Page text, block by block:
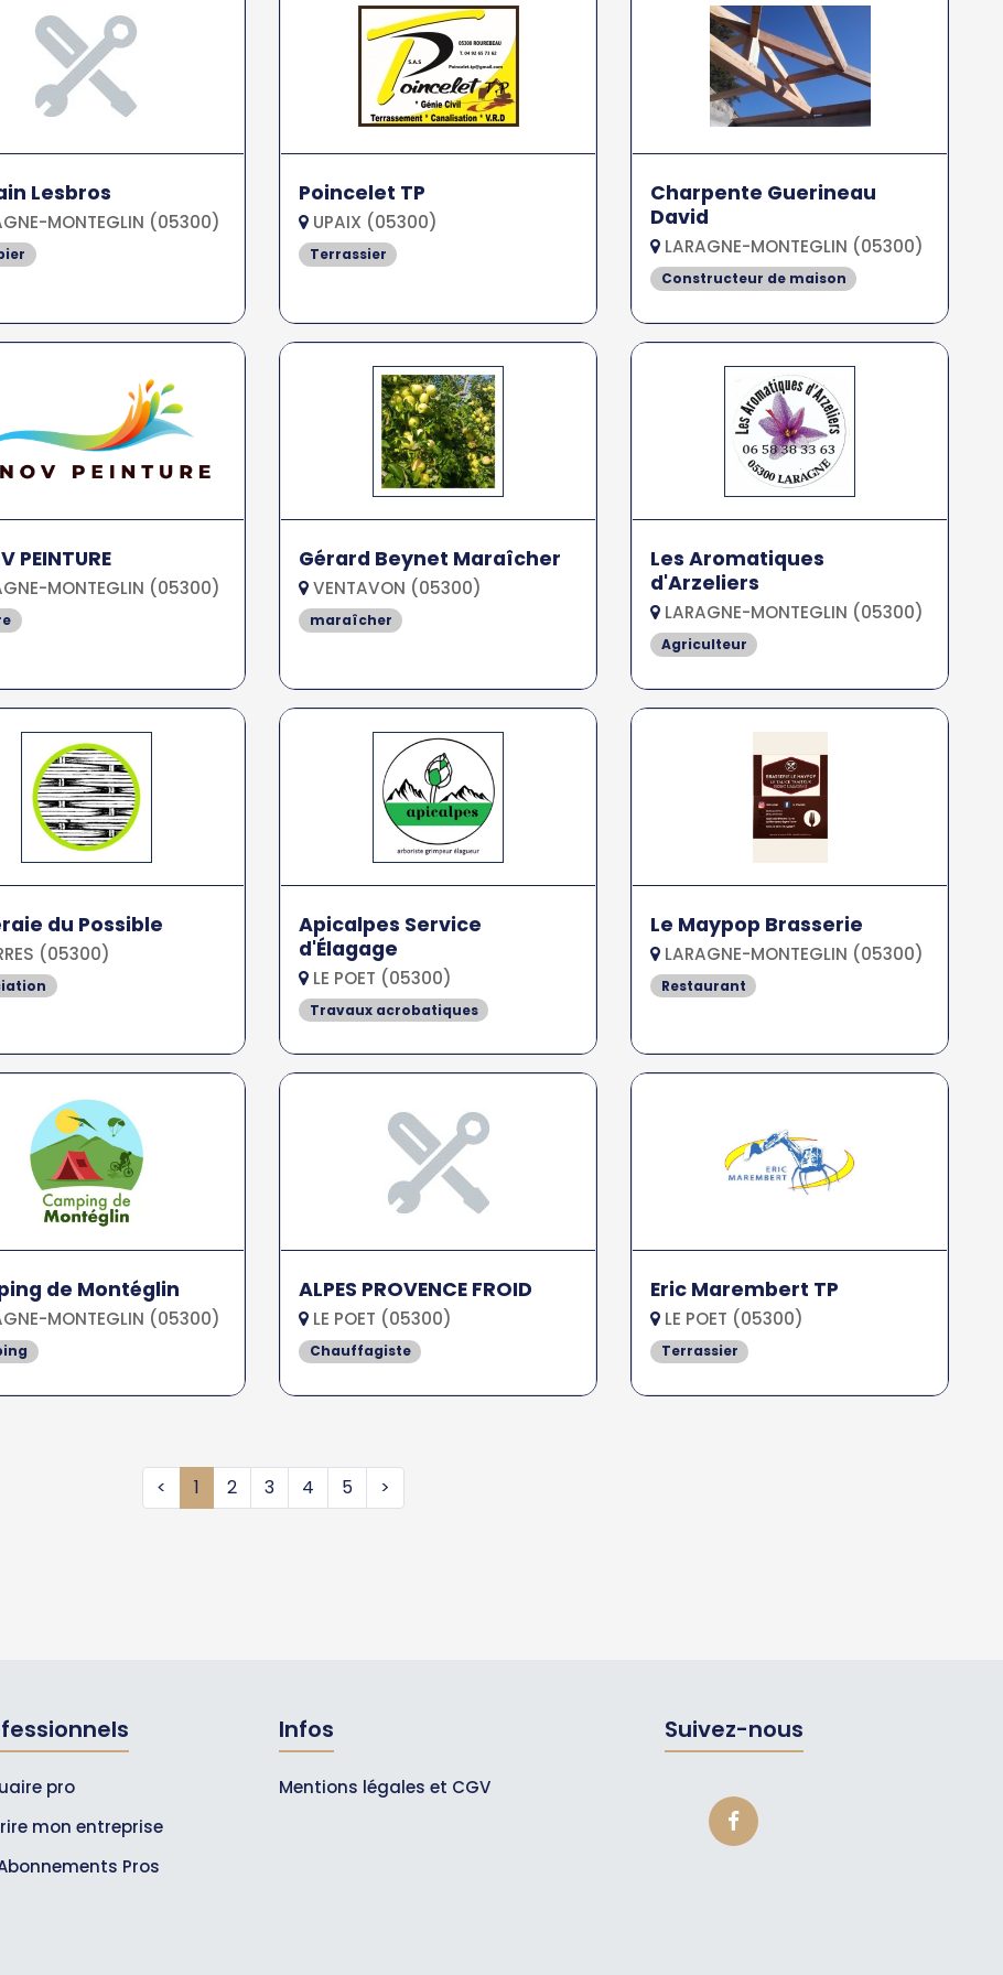
Lesbros
MONTEGLIN (05300)
Poincelet TP
UPAIX (05300)
Terrassier
Charpente Guerineau
David
LARAGNE-MONTEGLIN (05300)
Constructeur de maison
PEINTURE
MONTEGLIN (05300)
Gérard Beynet Maraîcher
VENTAVON (05300)
maraîcher
Les Aromatiques
d'Arzeliers
LARAGNE-MONTEGLIN (05300)
Agriculteur
du Possible
(05300)
Apicalpes Service
d'Élagage
LE POET (05300)
Travaux acrobatiques
Le Maypop Brasserie
LARAGNE-MONTEGLIN (05300)
Restaurant
de Montéglin
MONTEGLIN (05300)
ALPES PROVENCE FROID
LE POET (05300)
Chauffagiste
Eric Marembert TP
LE POET (05300)
Terrassier
< 1 2 3 4 5 >
pro
mon entreprise
Pros
Infos
Mentions légales et CGV
Suivez-nous